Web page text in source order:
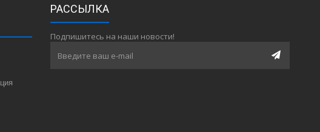
РАССЫЛКА
Подпишитесь на наши новости!